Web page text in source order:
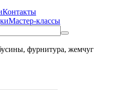
Контакты
Мастер-классы
фурнитура, жемчуг